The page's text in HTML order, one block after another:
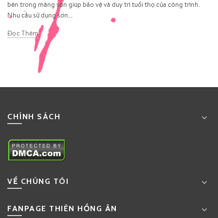
bên trong màng sơn giúp bảo vệ và duy trì tuổi thọ của công trình.
Nhu cầu sử dụng sơn...
Đọc Thêm
CHÍNH SÁCH
VỀ CHÚNG TÔI
FANPAGE THIÊN HỒNG ÂN